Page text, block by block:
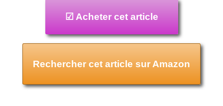
☑ Acheter cet article
Rechercher cet article sur Amazon